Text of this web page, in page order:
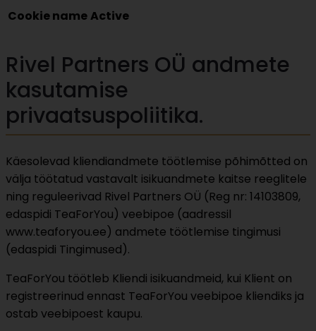
Cookie nameActive
Rivel Partners OÜ andmete
kasutamise
privaatsuspoliitika.
Käesolevad kliendiandmete töötlemise põhimõtted on
välja töötatud vastavalt isikuandmete kaitse reeglitele
ning reguleerivad Rivel Partners OÜ (Reg nr: 14103809,
edaspidi TeaForYou) veebipoe (aadressil
www.teaforyou.ee) andmete töötlemise tingimusi
(edaspidi Tingimused).
TeaForYou töötleb Kliendi isikuandmeid, kui Klient on
registreerinud ennast TeaForYou veebipoe kliendiks ja
ostab veebipoest kaupu.